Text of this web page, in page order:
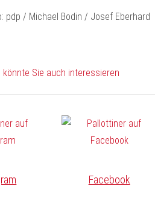
pdp / Michael Bodin / Josef Eberhard
könnte Sie auch interessieren
Facebook